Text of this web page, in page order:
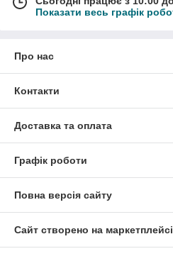
Показати весь графік
Про нас
Контакти
Доставка та оплата
Графік роботи
Повна версія сайту
Сайт створено на маркетплейсі